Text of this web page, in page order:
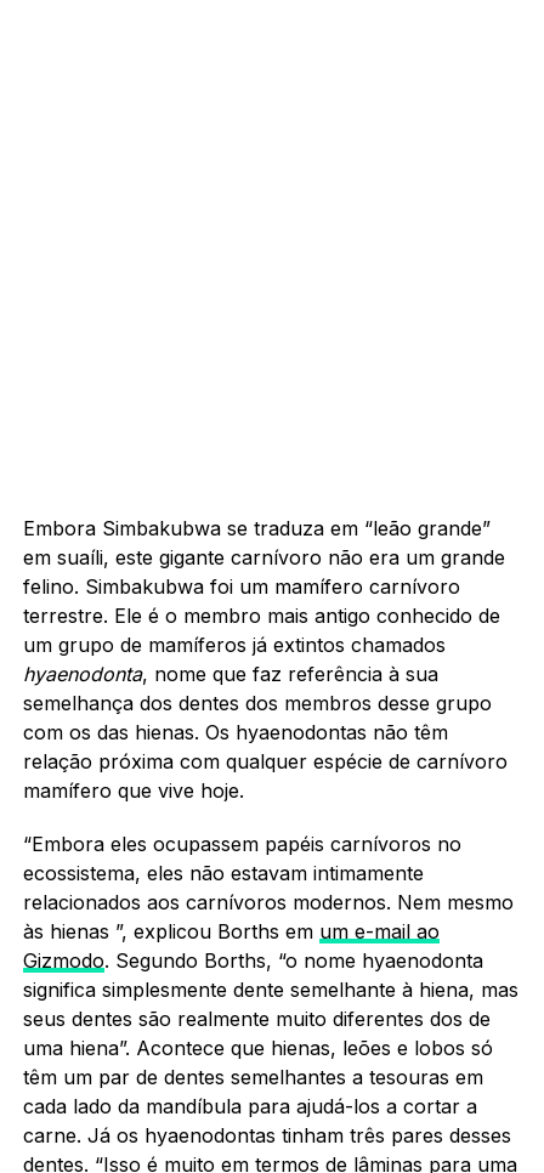
Embora Simbakubwa se traduza em “leão grande”
em suaíli, este gigante carnívoro não era um grande
felino. Simbakubwa foi um mamífero carnívoro
terrestre. Ele é o membro mais antigo conhecido de
um grupo de mamíferos já extintos chamados
hyaenodonta, nome que faz referência à sua
semelhança dos dentes dos membros desse grupo
com os das hienas. Os hyaenodontas não têm
relação próxima com qualquer espécie de carnívoro
mamífero que vive hoje.
“Embora eles ocupassem papéis carnívoros no
ecossistema, eles não estavam intimamente
relacionados aos carnívoros modernos. Nem mesmo
às hienas ”, explicou Borths em um e-mail ao
Gizmodo. Segundo Borths, “o nome hyaenodonta
significa simplesmente dente semelhante à hiena, mas
seus dentes são realmente muito diferentes dos de
uma hiena”. Acontece que hienas, leões e lobos só
têm um par de dentes semelhantes a tesouras em
cada lado da mandíbula para ajudá-los a cortar a
carne. Já os hyaenodontas tinham três pares desses
dentes. “Isso é muito em termos de lâminas para uma